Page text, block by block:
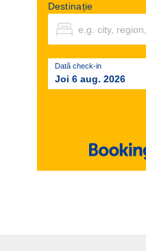
Destinație
Dată check-in
Joi 6 aug. 2026